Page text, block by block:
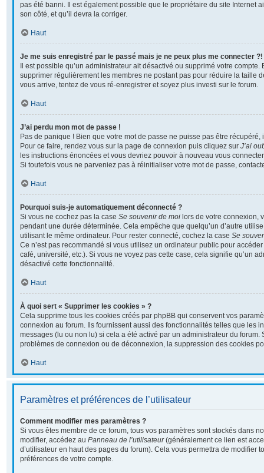
pas été banni. Il est également possible que le propriétaire du site Internet
son côté, et qu’il devra la corriger.
Haut
Je me suis enregistré par le passé mais je ne peux plus me connecter ?!
Il est possible qu’un administrateur ait désactivé ou supprimé votre compte.
supprimer régulièrement les membres ne postant pas pour réduire la taille
vous arrive, tentez de vous ré-enregistrer et soyez plus investi sur le forum.
Haut
J’ai perdu mon mot de passe !
Pas de panique ! Bien que votre mot de passe ne puisse pas être
Pour ce faire, rendez vous sur la page de connexion puis cliquez sur J’ai
les instructions énoncées et vous devriez pouvoir à nouveau vous
Si toutefois vous ne parveniez pas à réinitialiser votre mot de passe,
Haut
Pourquoi suis-je automatiquement déconnecté ?
Si vous ne cochez pas la case Se souvenir de moi lors de votre connexion,
pendant une durée déterminée. Cela empêche que quelqu’un d’autre
utilisant le même ordinateur. Pour rester connecté, cochez la case Se
Ce n’est pas recommandé si vous utilisez un ordinateur public pour
café, université, etc.). Si vous ne voyez pas cette case, cela signifie qu’un
désactivé cette fonctionnalité.
Haut
À quoi sert « Supprimer les cookies » ?
Cela supprime tous les cookies créés par phpBB qui conservent vos
connexion au forum. Ils fournissent aussi des fonctionnalités telles que les
messages (lu ou non lu) si cela a été activé par un administrateur du forum.
problèmes de connexion ou de déconnexion, la suppression des cookies
Haut
Paramètres et préférences de l’utilisateur
Comment modifier mes paramètres ?
Si vous êtes membre de ce forum, tous vos paramètres sont stockés dans
modifier, accédez au Panneau de l’utilisateur(généralement ce lien est
d’utilisateur en haut des pages du forum). Cela vous permettra de modifier
préférences de votre compte.